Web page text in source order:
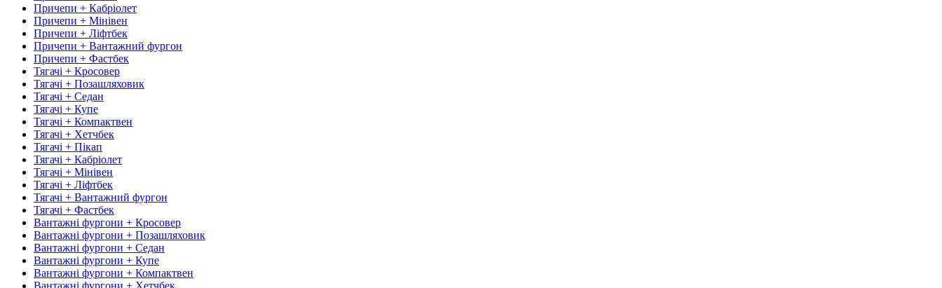
Причепи + Кабріолет
Причепи + Мінівен
Причепи + Ліфтбек
Причепи + Вантажний фургон
Причепи + Фастбек
Тягачі + Кросовер
Тягачі + Позашляховик
Тягачі + Седан
Тягачі + Купе
Тягачі + Компактвен
Тягачі + Хетчбек
Тягачі + Пікап
Тягачі + Кабріолет
Тягачі + Мінівен
Тягачі + Ліфтбек
Тягачі + Вантажний фургон
Тягачі + Фастбек
Вантажні фургони + Кросовер
Вантажні фургони + Позашляховик
Вантажні фургони + Седан
Вантажні фургони + Купе
Вантажні фургони + Компактвен
Вантажні фургони + Хетчбек